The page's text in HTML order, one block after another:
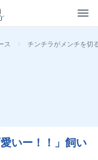
ス > チンチラがメンチを切
いー！！」飼い